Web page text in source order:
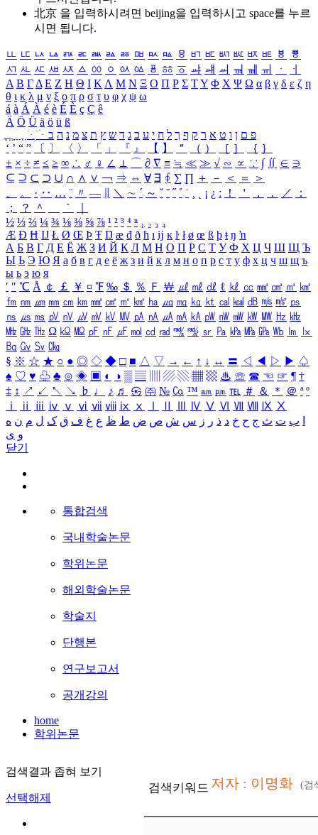
北京 을 입력하시려면 beijing을 입력하시고 space를 누르
시면 됩니다.
ㅥ ㅦ ㅧ ㅨ ㅩ ㅪ ㅫ ㅬ ㅭ ㅮ ㅯ ㅰ ㅱ ㅲ ㅳ ㅴ ㅵ ㅶ ㅷ ㅸ
ㅹ
ㅺ ㅻ ㅼ ㅽ ㅾ ㅿ ㆀ ㆁ ㆂ ㆃ ㆄ ㆅ ㆆ ㆇ ㆈ ㆉ ㆊ ㆋ ㆌ ㆍ
ㆎ
Α Β ΓΔ Ε Ζ Η Θ Ι ΚΛ Μ Ν Ξ Ο Π Ρ Σ ΤΥ Φ Χ Ψ Ω α β γ δ ε ζ η
θ ι κ λ μ ν ξ ο π ρ σ τ υ φ χ ψ ω
á à Á À é è É È ç Ç ê
Ä Ö Ü ä ö ü ß
ִֶֹ ֻּ ׁׂ פ ם ן ו ט א ר ק ף ך ל ח י ע כ ג ד ש ץ ת צ מ נ ה ב
‘ ’ “ ” 〔 〕 〈 〉 「 」 『 』 【 】 ＂ （ ） ［ ］ ｛ ｝
± × ÷ ≠ ≤ ≥ ∞ ∴ ♂ ♀ ∠ ⊥ ⌒ ∂ ∇ ≡ ≒ ≪ ≫ √ ∽ ∝ ∵ ∫ ∬ ∈ ∋
⊆ ⊇ ⊂ ⊃ ∪ ∩ ∧ ∨ ￢ ⇒ ⇔ ∀ ∃ ∮ ∑ ∏ ＋ － ＜ ＝
＞
、
。 · ‥ … ¨ 〃 ― ＼ ∼ ´ ～ ˇ ˘ ˝ ˚ ˙ ¸ ¡ ¿ ː ！ ＇ ， ． ／
：
；
？ ＾ ｀
½ ⅓ ⅔ ¼ ¾ ⅛ ⅜ ⅝ ⅞ ¹ ² ³ ⁴ ⁿ ₁ ₂ ₃ ₄
Æ Ð Ħ Ĳ Ł Ø Œ Þ Ŧ Ŋ æ đ ð ħ ı ĳ ĸ ŀ ł ø œ ß þ ŧ ŋ ŉ
А Б В Г Д Е Ё Ж З И Й К Л М Н О П Р С Т У Ф Х Ц Ч Ш Щ Ъ
Ы Ь Э Ю Я а б в г д е ё ж з и й к л м н о п р с т у ф х ц ч ш щ ъ
ы ь э ю я
′ ″ ℃ Å ￠ ￡ ￥ ¤ ℉ ‰ ＄ ％ Ｆ ￦ ㎕ ㎖ ㎗ ℓ ㎘ ㏄ ㎣ ㎤ ㎥ ㎦
㎙ ㎚ ㎛ ㎜ ㎝ ㎞ ㎟ ㎠ ㎡ ㎢ ㏊ ㎍ ㎎ ㎏ ㏏ ㎈ ㎉ ㏈ ㎧ ㎨ ㎰
㎱ ㎲ ㎳ ㎴ ㎵ ㎶ ㎷ ㎸ ㎹ ㎀ ㎁ ㎂ ㎃ ㎄ ㎺ ㎻ ㎽ ㎾ ㎿ ㎐ ㎑
㎒ ㎓ ㎔ Ω ㏀ ㏁ ㎊ ㎋ ㎌ ㏖ ㏅ ㎭ ㎮ ㎯ ㏛ ㎩ ㎪ ㎫ ㎬ ㏝ ㏐
㏓
㏃ ㏉ ㏜ ㏆
§ ※ ☆ ★ ○ ● ◎ ◇ ◆ □ ■ △ ▽ → ← ↑ ↓ ↔ 〓 ◁ ◀ ▷ ▶ ♤
♠ ♡ ♥ ♧ ♣ ⊙ ◈ ▣ ◐ ◑ ▒ ▤ ▨ ▧ ▦ ▩ ♨ ☏ ☎ ☜ ☞ ¶ †
‡ ↕ ↗ ↙ ↖ ↘ ♭ ♩ ♪ ♬ ㉿ ㈜ № ㏇ ™ ㏂ ㏘ ℡ ＃ ＆ ＊ ＠ ª º
ⅰ
ⅱ ⅲ ⅳ ⅴ ⅵ ⅶ ⅷ ⅸ ⅹ Ⅳ Ⅴ Ⅵ Ⅶ Ⅷ Ⅸ Ⅹ
ب ت ث ج ح خ د ذ ر ز س ش ص ض ط ظ ع غ ف ق ک ل م ن ه
و ی
닫기
통합검색
국내학술논문
학위논문
해외학술논문
학술지
단행본
연구보고서
공개강의
home
학위논문
검색결과 좁혀 보기
선택해제
검색키워드 저자 : 이명화 (검